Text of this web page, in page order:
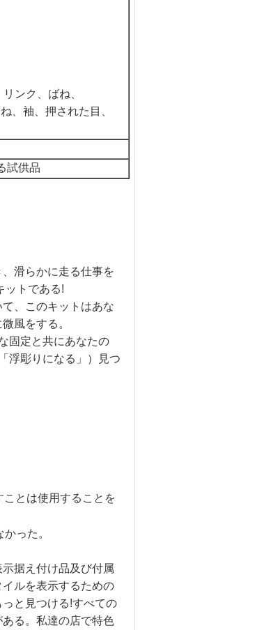
ンク、ばね、
、袖、押された目、
試供品
滑らかに走る仕事を
ットである!
、このキットはあな
風をする。
固定と共にあなたの
浮彫りになる」）見つ
とは使用することを
った。
据え付け品及び付属
ルを表示するための
と見つける!すべての
る。私達の店で特色